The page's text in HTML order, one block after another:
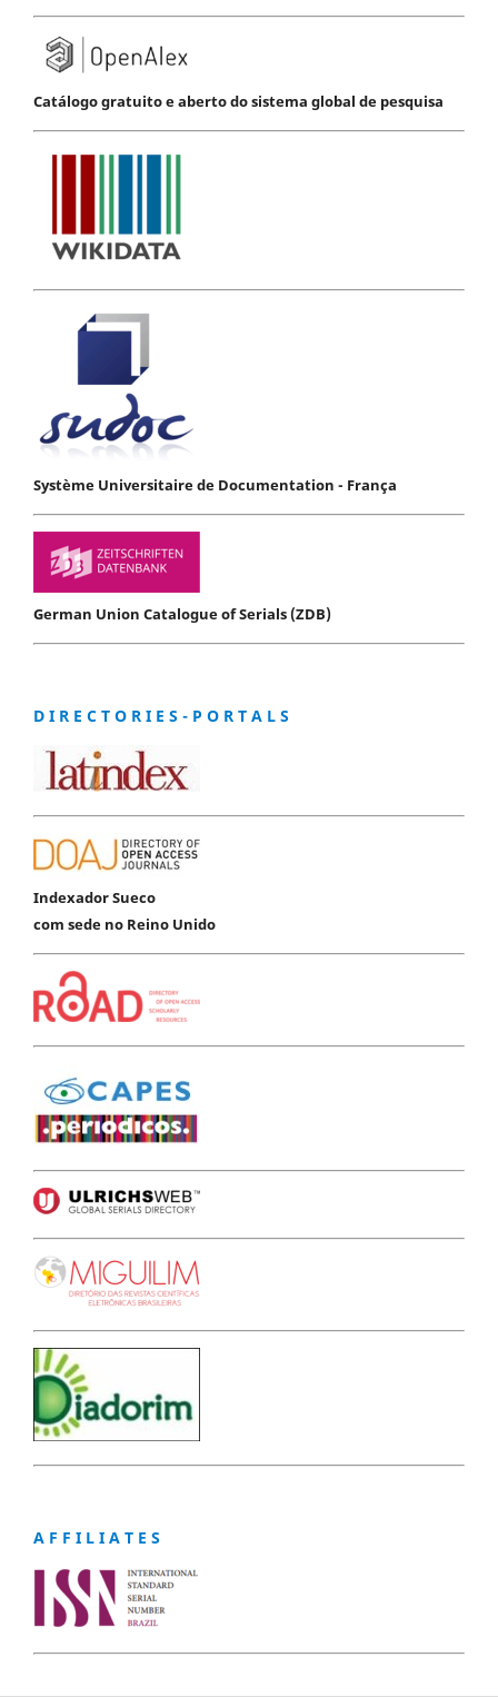
Catálogo gratuito e aberto do sistema global de pesquisa
Système Universitaire de Documentation - França
German Union Catalogue of Serials (ZDB)
D I R E C T O R I E S - P O R T A L S
Indexador Sueco
com sede no Reino Unido
A F F I L I A T E S